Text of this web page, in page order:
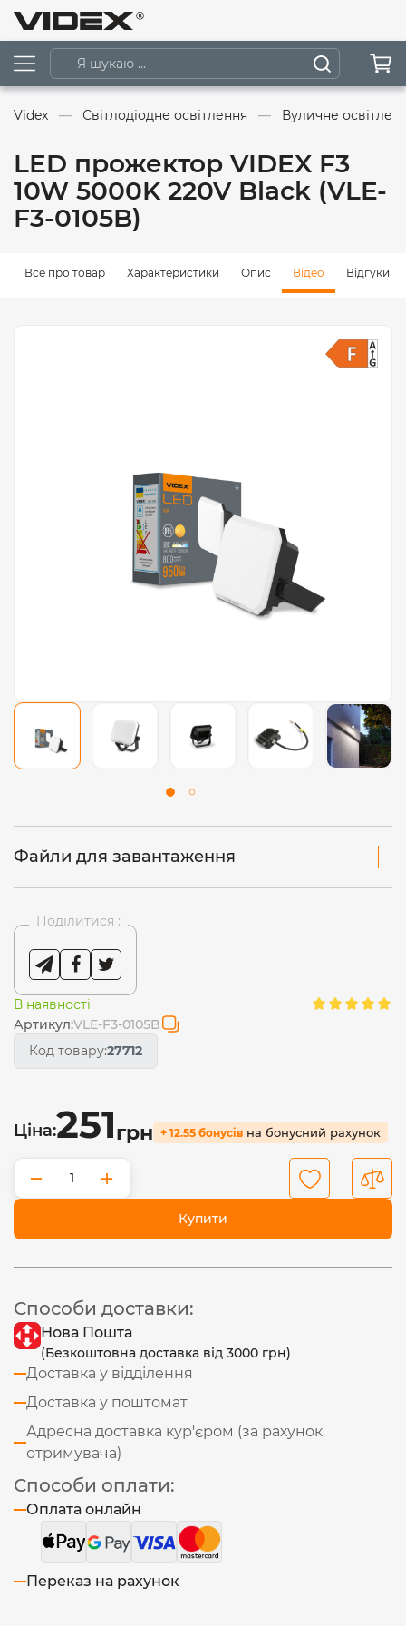
Videx Світлодіодне освітлення Вуличне
LED прожектор VIDEX F3
10W 5000K 220V Black (VLE-
F3-0105B)
Все про товар Характеристики Опис Відео Відгуки (0)
Файли для завантаження
Поділитися :
В наявності
Артикул:VLE-F3-0105B
Код товару:27712
Ціна:251грн + 12.55 бонусів на бонусний рахунок
− +
Купити
Способи доставки:
Нова Пошта
(Безкоштовна доставка від 3000 грн)
Доставка у відділення
Доставка у поштомат
Адресна доставка кур'єром (за рахунок
отримувача)
Способи оплати:
Оплата онлайн
Переказ на рахунок